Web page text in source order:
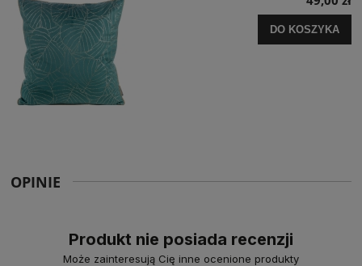
OPINIE
Produkt nie posiada recenzji
Może zainteresują Cię inne ocenione produkty
DO KOSZYKA